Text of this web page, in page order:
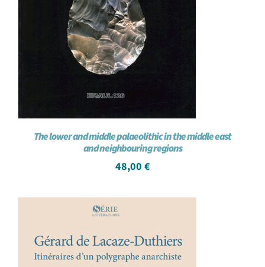
The lower and middle palaeolithic in the middle east
and neighbouring regions
48,00 €